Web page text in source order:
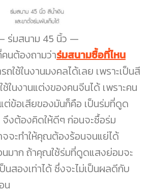
ร่มสนาม 45 นิ้ว
นต้องถามว่าร่มสนามซื้อที่ไหน
ถใช้ในงานมงคลได้เลย เพราะเป็นสี
ช้ในงานแต่งของคนจีนได้ เพราะคน
ต่ข้อเสียของมันก็คือ เป็นร่มที่ดูด
จึงต้องคิดให้ดีๆ ก่อนจะซื้อร่ม
จจะทำให้คุณต้องร้อนจนแย่ได้
นมาก ถ้าคุณใช้ร่มที่ดูดแสงย่อมจะ
นสองเท่าได้ ซึ่งจะไม่เป็นผลดีกับ
น